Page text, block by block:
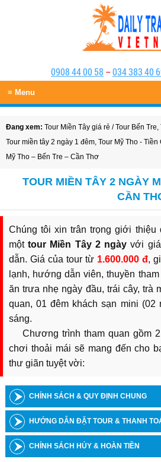
0908 44 00 58 –034 383 40
≡ Menu
Đang xem: Tour Miền Tây giá rẻ /Tour Bến Tre,
Tour miền tây 2 ngày 1 đêm, Tour Mỹ Tho - Tiền
Mỹ Tho – Bến Tre – Cần Thơ
TOUR MIỀN TÂY 2 NGÀY
CẦN
Chúng tôi xin trân trọng giới thiệu
mộttour Miền Tây 2 ngày với
dẫn. Giá của tour từ 1.600.000 đ,
lạnh, hướng dẫn viên, thuyền
ăn trưa nhẹ ngày đầu, trái cây, trà
quan, 01 đêm khách sạn mini (02
sáng.
Chương trình tham quan gồm 2
chơi thoải mái sẽ mang đến cho
thư giãn tuyệt vời:
CHÍNH SÁCH & QUY ĐỊNH CHUNG
HƯỚNG DẪN ĐẶT TOUR & THANH
CHÍNH SÁCH HỦY & HOÀN TIỀN